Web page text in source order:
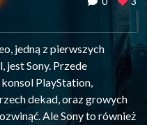
jedną z pierwszych
jest Sony. Przede
PlayStation,
dekad, oraz growych
Ale Sony to również